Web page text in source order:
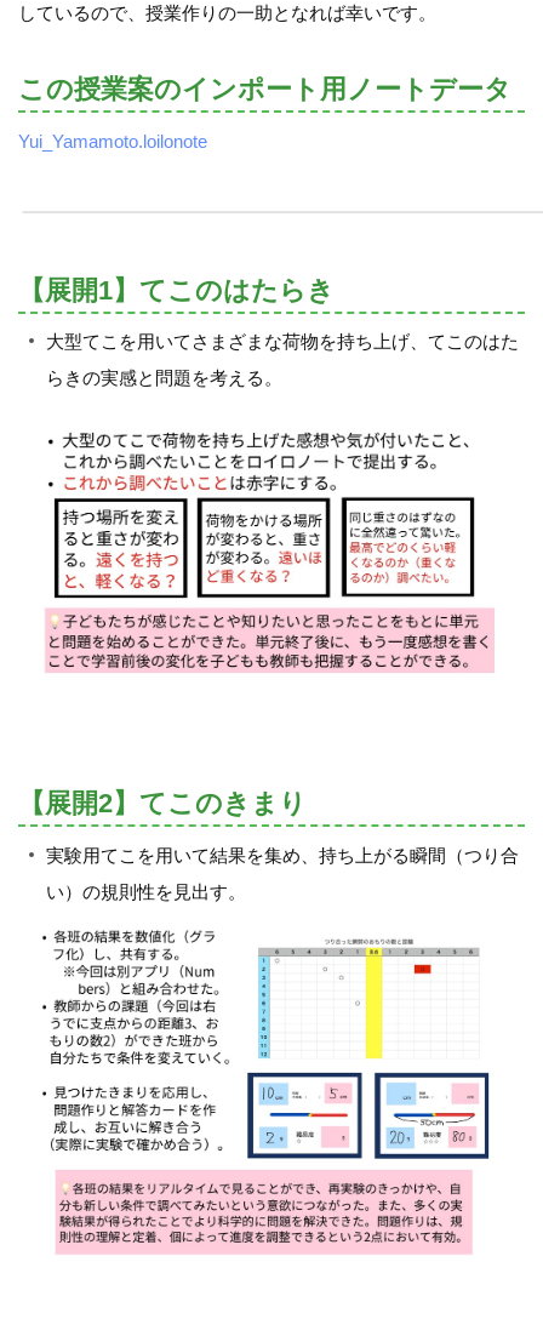
しているので、授業作りの一助となれば幸いです。
この授業案のインポート用ノートデータ
Yui_Yamamoto.loilonote
【展開1】てこのはたらき
大型てこを用いてさまざまな荷物を持ち上げ、てこのはた
らきの実感と問題を考える。
【展開2】てこのきまり
実験用てこを用いて結果を集め、持ち上がる瞬間（つり合
い）の規則性を見出す。